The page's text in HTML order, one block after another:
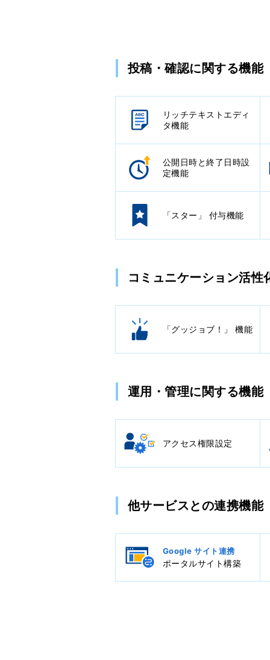
投稿・確認に関する機能
リッチテキストエディ
タ機能
公開日時と終了日時設
定機能
「スター」 付与機能
コミュニケーション活性
「グッジョブ！」 機能
運用・管理に関する機能
アクセス権限設定
他サービスとの連携機能
Google サイト連携
ポータルサイト構築